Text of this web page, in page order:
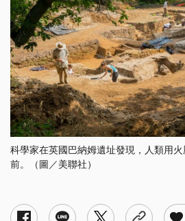
科學家在英國巴納姆遺址發現，人類用
前。（圖／美聯社）